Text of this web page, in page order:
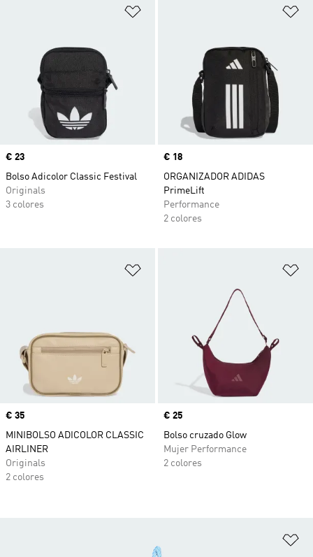
Precio
€ 23
Bolso Adicolor Classic Festival
Originals
3 colores
Precio
€ 18
ORGANIZADOR ADIDAS
PrimeLift
Performance
2 colores
Precio
€ 35
MINIBOLSO ADICOLOR CLASSIC
AIRLINER
Originals
2 colores
Precio
€ 25
Bolso cruzado Glow
Mujer Performance
2 colores